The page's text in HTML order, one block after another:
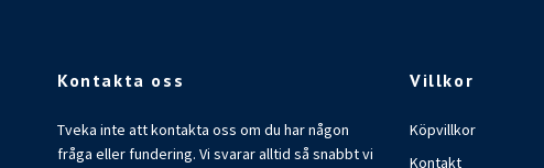
Kontakta oss
Tveka inte att kontakta oss om du har någon
fråga eller fundering. Vi svarar alltid så snabbt vi
Villkor
Köpvillkor
Kontakt